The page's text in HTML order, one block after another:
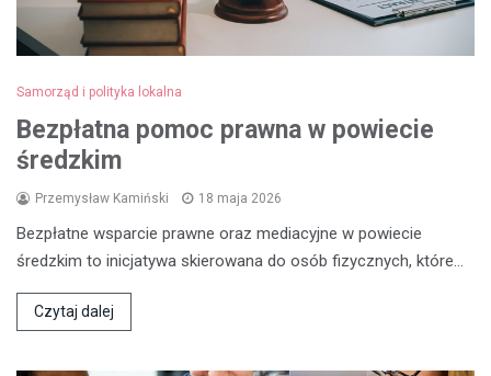
Samorząd i polityka lokalna
Bezpłatna pomoc prawna w powiecie
średzkim
Przemysław Kamiński 18 maja 2026
Bezpłatne wsparcie prawne oraz mediacyjne w powiecie
średzkim to inicjatywa skierowana do osób fizycznych, które…
Czytaj dalej